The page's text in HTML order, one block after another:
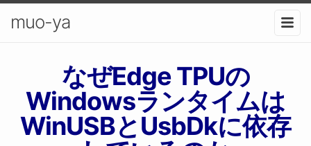
muo-ya
なぜEdge TPUの
Windowsランタイムは
WinUSBとUsbDkに依存